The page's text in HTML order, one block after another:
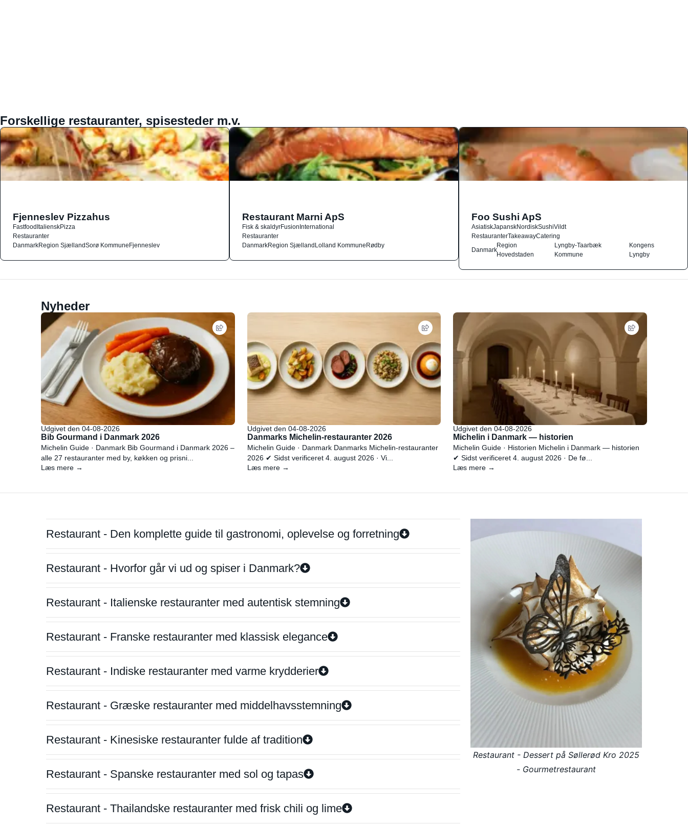
Forskellige restauranter, spisesteder m.v.
Fjenneslev Pizzahus
FastfoodItalienskPizza
Restauranter
DanmarkRegion SjællandSorø KommuneFjenneslev
Restaurant Marni ApS
Fisk & skaldyrFusionInternational
Restauranter
DanmarkRegion SjællandLolland KommuneRødby
Foo Sushi ApS
AsiatiskJapanskNordiskSushiVildt
RestauranterTakeawayCatering
Danmark
Region
Hovedstaden
Lyngby-Taarbæk
Kommune
Kongens
Lyngby
Nyheder
Udgivet den 04-08-2026
Bib Gourmand i Danmark 2026
Michelin Guide · Danmark Bib Gourmand i Danmark 2026 –
alle 27 restauranter med by, køkken og prisni...
Læs mere →
Udgivet den 04-08-2026
Danmarks Michelin-restauranter 2026
Michelin Guide · Danmark Danmarks Michelin-restauranter
2026 ✔ Sidst verificeret 4. august 2026 · Vi...
Læs mere →
Udgivet den 04-08-2026
Michelin i Danmark — historien
Michelin Guide · Historien Michelin i Danmark — historien
✔ Sidst verificeret 4. august 2026 · De fø...
Læs mere →
Restaurant - Den komplette guide til gastronomi, oplevelse og forretning
Restaurant - Hvorfor går vi ud og spiser i Danmark?
Restaurant - Italienske restauranter med autentisk stemning
Restaurant - Franske restauranter med klassisk elegance
Restaurant - Indiske restauranter med varme krydderier
Restaurant - Græske restauranter med middelhavsstemning
Restaurant - Kinesiske restauranter fulde af tradition
Restaurant - Spanske restauranter med sol og tapas
Restaurant - Thailandske restauranter med frisk chili og lime
Restaurant - Dessert på Søllerød Kro 2025
- Gourmetrestaurant